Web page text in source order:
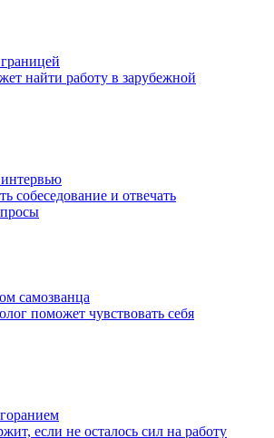
найти работу в зарубежной
собеседование и отвечать
самозванца
поможет чувствовать себя
если не осталось сил на работу